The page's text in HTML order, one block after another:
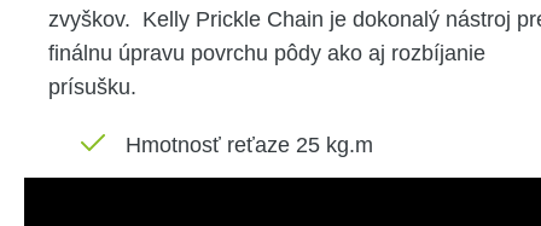
zvyškov. Kelly Prickle Chain je dokonalý nástroj
finálnu úpravu povrchu pôdy ako aj rozbíjanie
prísušku.
Hmotnosť reťaze 25 kg.m